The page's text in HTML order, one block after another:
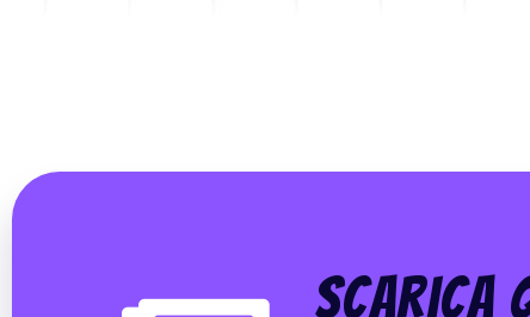
Scarica